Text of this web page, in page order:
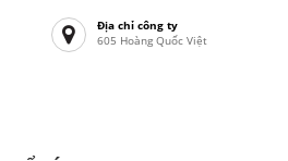
Địa chỉ công ty
605 Hoàng Quốc Việt